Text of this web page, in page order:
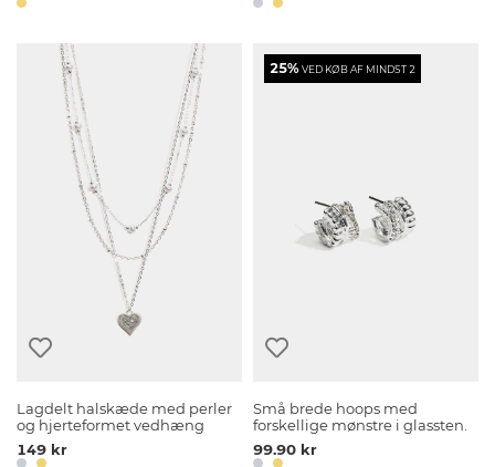
Lagdelt halskæde med perler
og hjerteformet vedhæng
149 kr
25%VED KØB AF MINDST 2
Små brede hoops med
forskellige mønstre i glassten.
99.90 kr